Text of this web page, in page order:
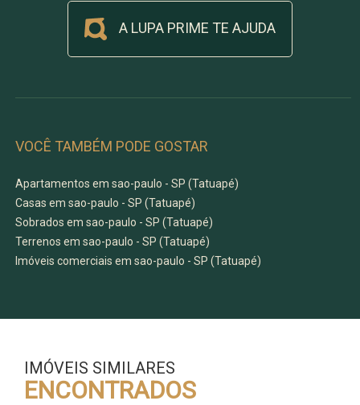
A LUPA PRIME TE AJUDA
VOCÊ TAMBÉM PODE GOSTAR
Apartamentos em sao-paulo - SP (Tatuapé)
Casas em sao-paulo - SP (Tatuapé)
Sobrados em sao-paulo - SP (Tatuapé)
Terrenos em sao-paulo - SP (Tatuapé)
Imóveis comerciais em sao-paulo - SP (Tatuapé)
IMÓVEIS SIMILARES
ENCONTRADOS